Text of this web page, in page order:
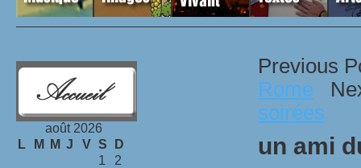
Previous
Rome
soirées
un ami
août 2026
L
M M J V S
D
1
2